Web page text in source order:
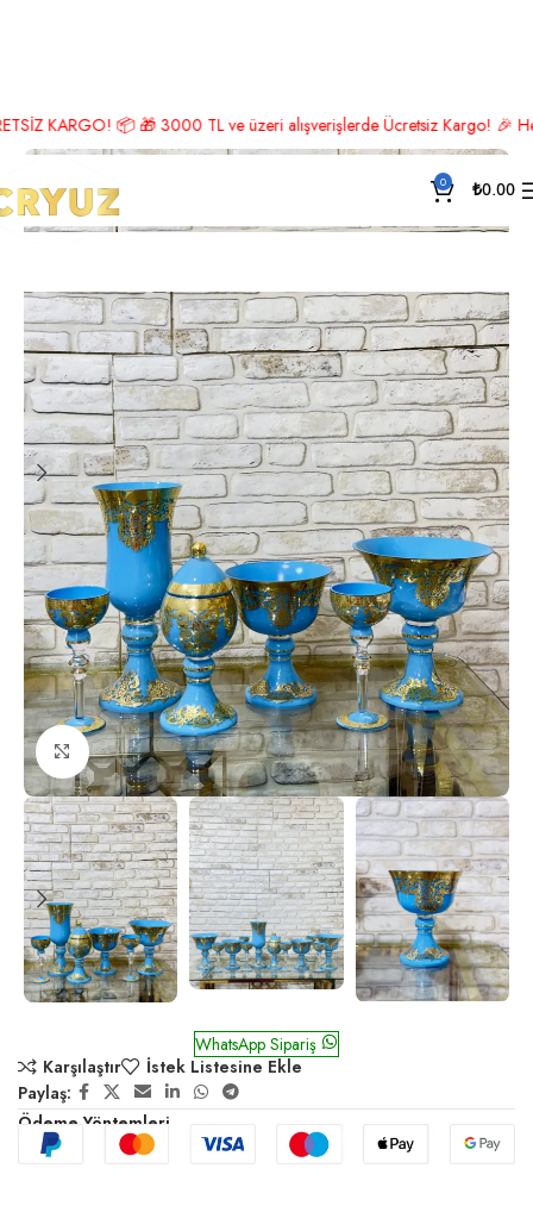
📦 🎁 3000 TL ve üzeri alışverişlerde Ücretsiz Kargo! 🎉 Hemen üye
0 ₺0.00
Ana Sayfa Saray Koleksiyonu
Click to enlarge
WhatsApp Sipariş
Karşılaştır
İstek Listesine Ekle
Paylaş:
Ödeme Yöntemleri